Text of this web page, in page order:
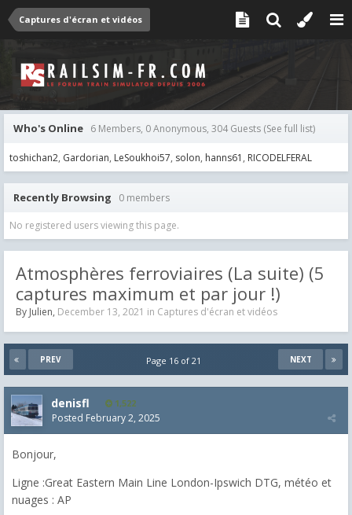
Captures d'écran et vidéos
Who's Online 6 Members, 0 Anonymous, 304 Guests (See full list)
toshichan2 Gardorian LeSoukhoi57 solon hanns61 RICODELFERAL
Recently Browsing 0 members
No registered users viewing this page.
Atmosphères ferroviaires (La suite) (5
captures maximum et par jour !)
By Julien, December 13, 2021 in Captures d'écran et vidéos
PREV NEXT
Page 16 of 21
denisfl 1,522
Posted February 2, 2025
Bonjour,
Ligne :Great Eastern Main Line London-Ipswich DTG, météo et
nuages : AP